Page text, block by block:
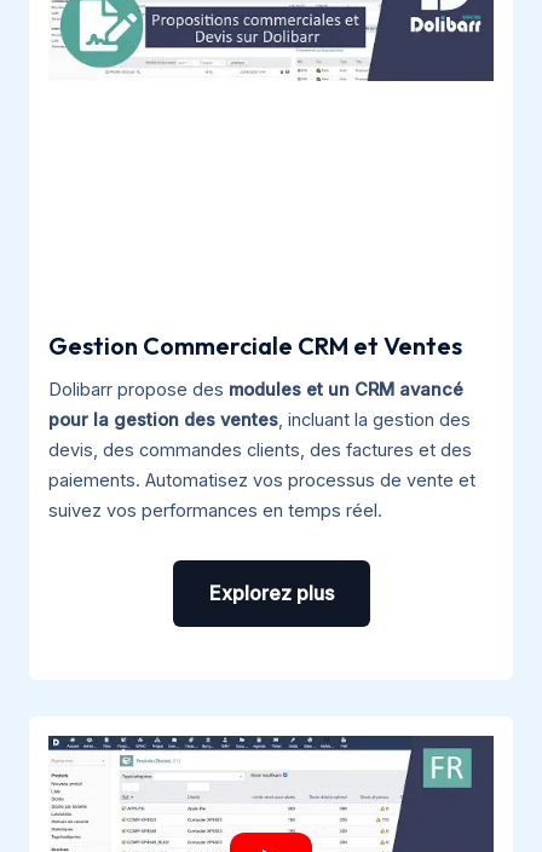
Gestion Commerciale CRM et Ventes
Dolibarr propose des modules et un CRM avancé
pour la gestion des ventes, incluant la gestion des
devis, des commandes clients, des factures et des
paiements. Automatisez vos processus de vente et
suivez vos performances en temps réel.
Explorez plus